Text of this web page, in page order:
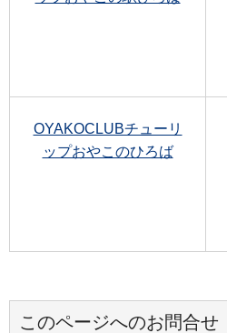
OYAKOCLUBチューリ
ップおやこのひろば
このページへのお問合せ